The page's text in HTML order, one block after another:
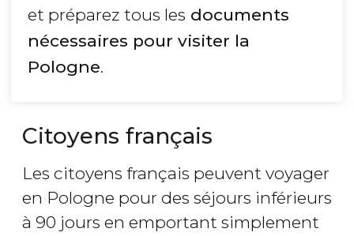
et préparez tous les documents
nécessaires pour visiter la
Pologne.
Citoyens français
Les citoyens français peuvent voyager
en Pologne pour des séjours inférieurs
à 90 jours en emportant simplement